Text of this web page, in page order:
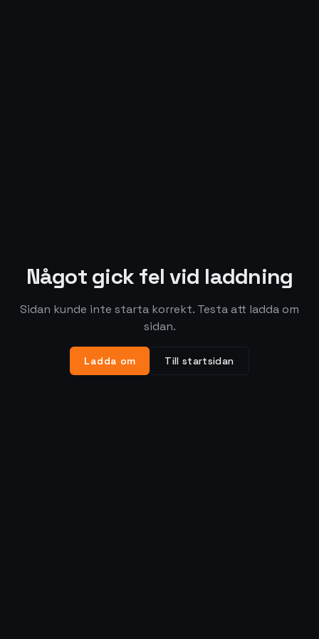
Något gick fel vid laddning
Sidan kunde inte starta korrekt. Testa att ladda om
sidan.
Ladda om Till startsidan